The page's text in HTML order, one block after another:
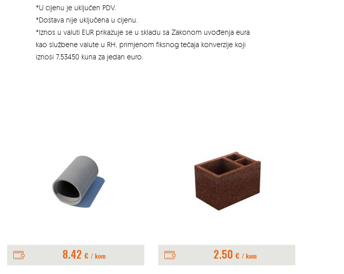
*U cijenu je uključen PDV.
*Dostava nije uključena u cijenu.
*Iznos u valuti EUR prikazuje se u skladu sa Zakonom uvođenja eura
kao službene valute u RH, primjenom fiksnog tečaja konverzije koji
iznosi 7,53450 kuna za jedan euro.
8.42 € / kom 2.50 € / kom